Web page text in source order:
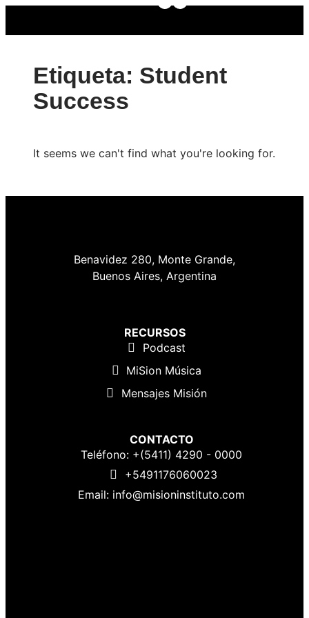
Etiqueta: Student
Success
It seems we can't find what you're looking for.
Benavidez 280, Monte Grande,
Buenos Aires, Argentina
RECURSOS
Podcast
MiSion Música
Mensajes Misión
CONTACTO
Teléfono: +(5411) 4290 - 0000
+5491176060023
Email: info@misioninstituto.com